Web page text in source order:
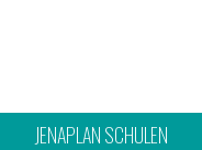
JENAPLAN SCHULEN